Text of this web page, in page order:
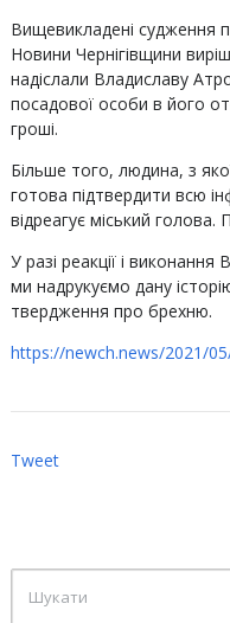
Вищевикладені судження
Новини Чернігівщини
надіслали Владиславу
посадової особи в його
гроші.
Більше того, людина, з
готова підтвердити всю
відреагує міський
У разі реакції і
ми надрукуємо дану
твердження про брехню.
https://newch.news/2021/
Tweet